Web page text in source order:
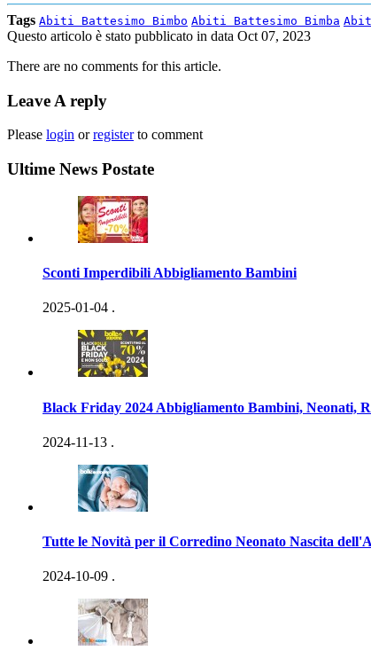
Tags Abiti Battesimo Bimbo Abiti Battesimo Bimba
Questo articolo è stato pubblicato in data Oct 07, 2023
There are no comments for this article.
Leave A reply
Please login orregisterto comment
Ultime News Postate
Sconti Imperdibili Abbigliamento Bambini
2025-01-04 .
Black Friday 2024 Abbigliamento Bambini, Neonati,
2024-11-13 .
Tutte le Novità per il Corredino Neonato Nascita
2024-10-09 .